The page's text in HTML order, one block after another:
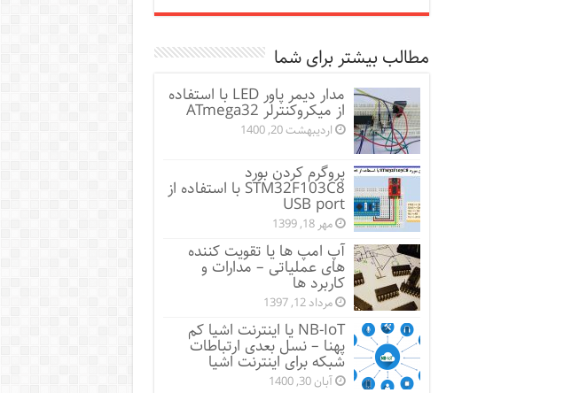
مطالب بیشتر برای شما
مدار دیمر پاور LED با استفاده
از میکروکنترلر ATmega32
اردیبهشت 20, 1400
پروگرم کردن بورد
STM32F103C8 با استفاده از
USB port
مهر 18, 1399
آپ امپ ها یا تقویت کننده
های عملیاتی – مدارات و
کاربرد ها
مرداد 12, 1397
NB-IoT یا اینترنت اشیا کم
پهنا – نسل بعدی ارتباطات
شبکه برای اینترنت اشیا
آبان 30, 1400